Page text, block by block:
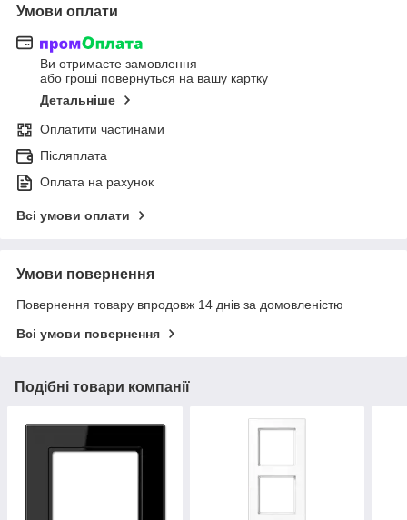
Умови оплати
Ви отримаєте замовлення
або гроші повернуться на вашу картку
Детальніше
Оплатити частинами
Післяплата
Оплата на рахунок
Всі умови оплати
Умови повернення
Повернення товару впродовж 14 днів за домовленістю
Всі умови повернення
Подібні товари компанії